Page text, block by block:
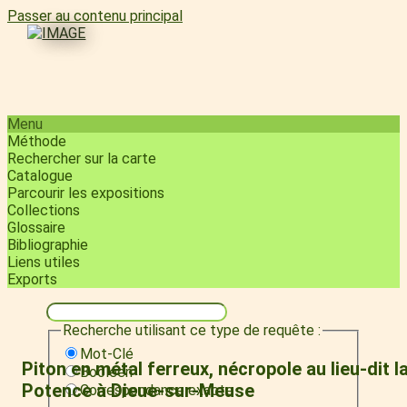
Passer au contenu principal
Menu
Méthode
Rechercher sur la carte
Catalogue
Parcourir les expositions
Collections
Glossaire
Bibliographie
Liens utiles
Exports
Recherche utilisant ce type de requête :
Mot-Clé
Booléen
Correspondance exacte
Piton en métal ferreux, nécropole au lieu-dit
Potence à Dieue-sur-Meuse